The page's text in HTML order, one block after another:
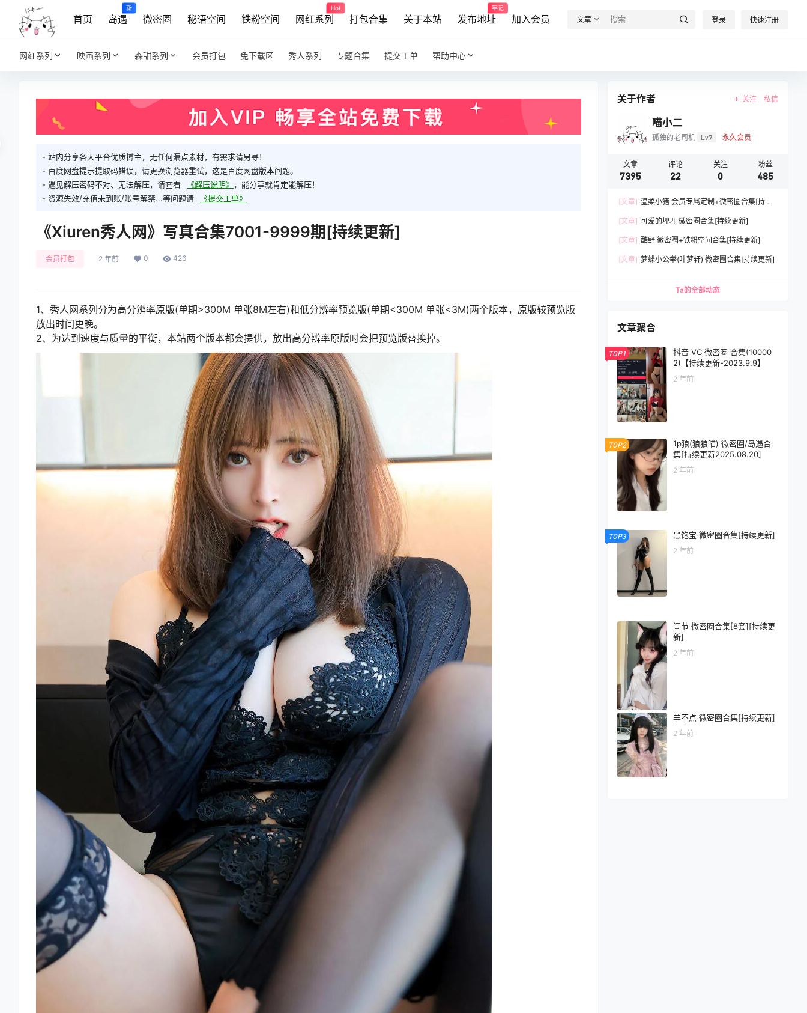
首页 岛遇
新
微密圈 秘语空间 铁粉空间 网红系列
Hot
打包合集 关于本站 发布地址
牢记
加入会员 文章 登录 快速注册
网红系列 映画系列 森甜系列 会员打包 免下载区 秀人系列 专题合集 提交工单 帮助中心
- 站内分享各大平台优质博主，无任何漏点素材，有需求请另寻！
- 百度网盘提示提取码错误，请更换浏览器重试，这是百度网盘版本问题。
- 遇见解压密码不对、无法解压，请查看
《解压说明》 ，能分享就肯定能解压！
- 资源失效/充值未到账/账号解禁...等问题请
《提交工单》
《Xiuren秀人网》写真合集7001-9999期[持续更新]
会员打包 2 年前 0 426
1、秀人网系列分为高分辨率原版(单期>300M 单张8M左右)和低分辨率预览版(单期<300M 单张<3M)两个版本，原版较预览版
放出时间更晚。
2、为达到速度与质量的平衡，本站两个版本都会提供，放出高分辨率原版时会把预览版替换掉。
关于作者 关注 私信
喵小二
孤独的老司机 Lv7 永久会员
文章
7395
评论
22
关注
0
粉丝
485
[文章] 温柔小猪 会员专属定制+微密圈合集[持续
[文章] 可爱的埋埋 微密圈合集[持续更新]
[文章] 酷野 微密圈+铁粉空间合集[持续更新]
[文章] 梦蝶小公举(叶梦轩) 微密圈合集[持续更新]
Ta的全部动态
文章聚合
TOP1
抖音 VC 微密圈 合集(10000
2)【持续更新-2023.9.9】
2 年前
TOP2
1p狼(狼狼喵) 微密圈/岛遇合
集[持续更新2025.08.20]
2 年前
TOP3 黑饱宝 微密圈合集[持续更新]
2 年前
闰节 微密圈合集[8套][持续更
新]
2 年前
羊不点 微密圈合集[持续更新]
2 年前